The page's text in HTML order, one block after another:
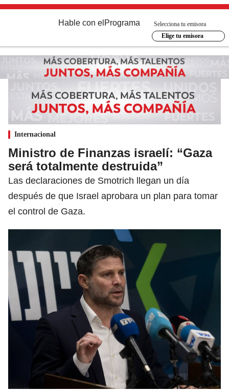
Hable con el Programa
Selecciona tu emisora
Elige tu emisora
Internacional
Ministro de Finanzas israelí: “Gaza
será totalmente destruida”
Las declaraciones de Smotrich llegan un día
después de que Israel aprobara un plan para tomar
el control de Gaza.